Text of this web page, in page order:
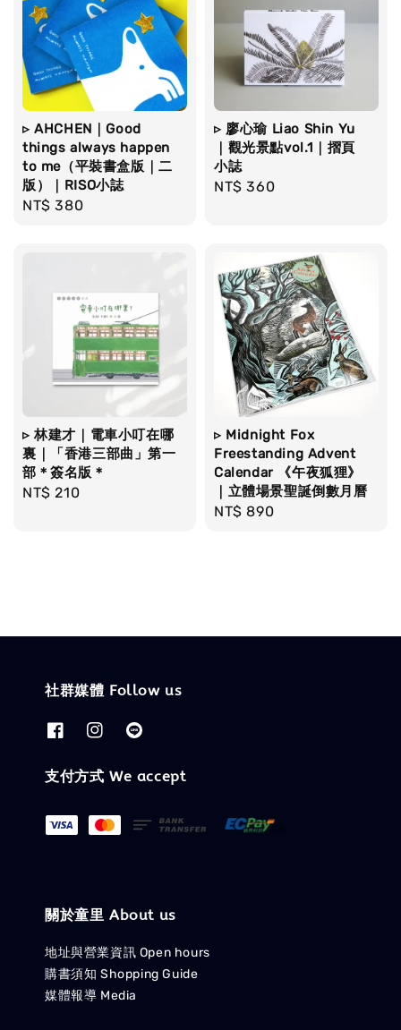
▹ AHCHEN｜Good
things always happen
to me（平裝書盒版｜二
版）｜RISO小誌
Regular
NT$ 380
▹ 廖心瑜 Liao Shin Yu
｜觀光景點vol.1｜摺頁
小誌
Regular
NT$ 360
▹ 林建才｜電車小叮在哪
裏｜「香港三部曲」第一
部＊簽名版＊
Regular
NT$ 210
▹ Midnight Fox
Freestanding Advent
Calendar 《午夜狐狸》
｜立體場景聖誕倒數月曆
Regular
NT$ 890
社群媒體 Follow us
支付方式 We accept
關於童里 About us
地址與營業資訊 Open hours
購書須知 Shopping Guide
媒體報導 Media